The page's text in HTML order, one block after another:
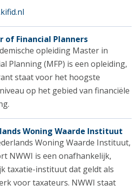
of Financial Planners
opleiding Master in
Planning (MFP) is een opleiding,
staat voor het hoogste
op het gebied van financiële
Woning Waarde Instituut
Woning Waarde Instituut,
NWWI is een onafhankelijk,
taxatie-instituut dat geldt als
voor taxateurs. NWWI staat